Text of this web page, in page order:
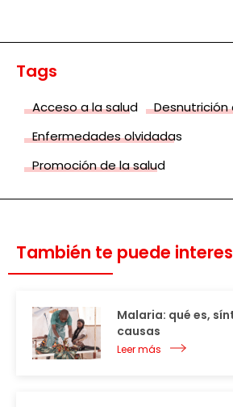
Tags
Acceso a la salud
Desnutrición
Enfermedades olvidadas
Promoción de la salud
También te puede
Malaria: qué es,
causas
Leer más